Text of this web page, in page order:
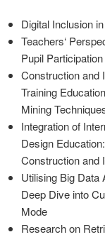
Digital Inclusion
Teachers‘
Pupil Participation
Construction and
Training
Mining
Integration of
Design
Construction and
Utilising Big Data
Deep Dive into
Mode
Research on